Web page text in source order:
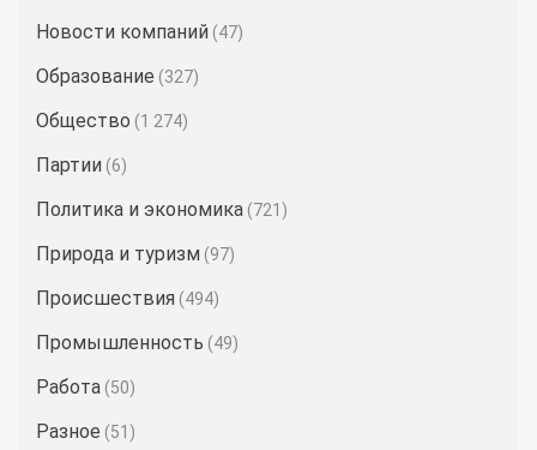
Новости компаний (47)
Образование (327)
Общество (1 274)
Партии (6)
Политика и экономика (721)
Природа и туризм (97)
Происшествия (494)
Промышленность (49)
Работа (50)
Разное (51)